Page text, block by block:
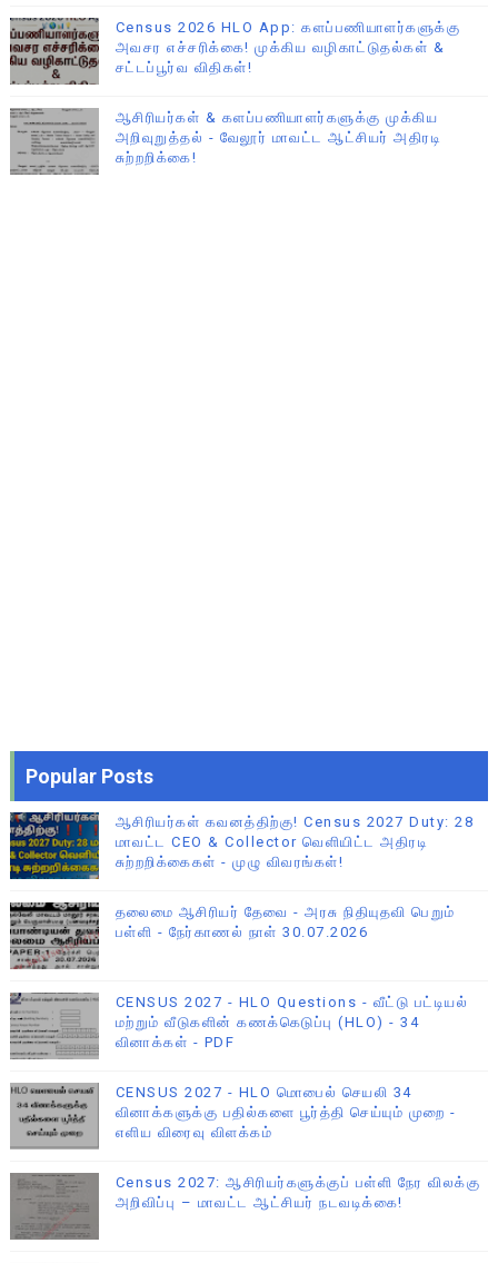
Census 2026 HLO App: களப்பணியாளர்களுக்கு
அவசர எச்சரிக்கை! முக்கிய வழிகாட்டுதல்கள் &
சட்டப்பூர்வ விதிகள்!
ஆசிரியர்கள் & களப்பணியாளர்களுக்கு முக்கிய
அறிவுறுத்தல் - வேலூர் மாவட்ட ஆட்சியர் அதிரடி
சுற்றறிக்கை!
Popular Posts
ஆசிரியர்கள் கவனத்திற்கு! Census 2027 Duty: 28
மாவட்ட CEO & Collector வெளியிட்ட அதிரடி
சுற்றறிக்கைகள் - முழு விவரங்கள்!
தலைமை ஆசிரியர் தேவை - அரசு நிதியுதவி பெறும்
பள்ளி - நேர்காணல் நாள் 30.07.2026
CENSUS 2027 - HLO Questions - வீட்டு பட்டியல்
மற்றும் வீடுகளின் கணக்கெடுப்பு (HLO) - 34
வினாக்கள் - PDF
CENSUS 2027 - HLO மொபைல் செயலி 34
வினாக்களுக்கு பதில்களை பூர்த்தி செய்யும் முறை -
எளிய விரைவு விளக்கம்
Census 2027: ஆசிரியர்களுக்குப் பள்ளி நேர விலக்கு
அறிவிப்பு – மாவட்ட ஆட்சியர் நடவடிக்கை!